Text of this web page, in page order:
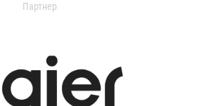
Партнер